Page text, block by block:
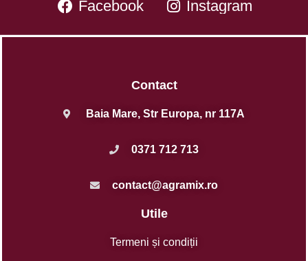
Facebook Instagram
Contact
Baia Mare, Str Europa, nr 117A
0371 712 713
contact@agramix.ro
Utile
Termeni și condiții